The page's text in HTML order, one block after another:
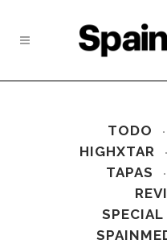
TODO
HIGHXTAR
TAPAS